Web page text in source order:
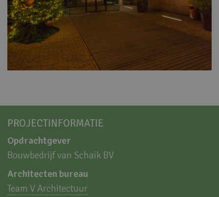
PROJECTINFORMATIE
Opdrachtgever
Bouwbedrijf van Schaik BV
Architecten bureau
Team V Architectuur